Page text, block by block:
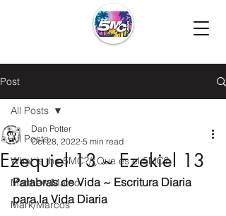
Post
All Posts
What is the 5MC?/¿Que es el 5MC?
Matthew/Mateo
Mark/Marcos
All Posts
Ezequiel 13 ~ Ezekiel 13
Dan Potter
Oct 28, 2022 5 min read
Palabras de Vida ~ Escritura Diaria
para la Vida Diaria